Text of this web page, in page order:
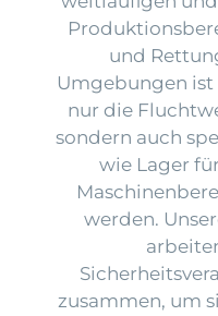
und
Umgebungen ist
nur die
sondern auch
wie Lager
werden.
zusammen, um